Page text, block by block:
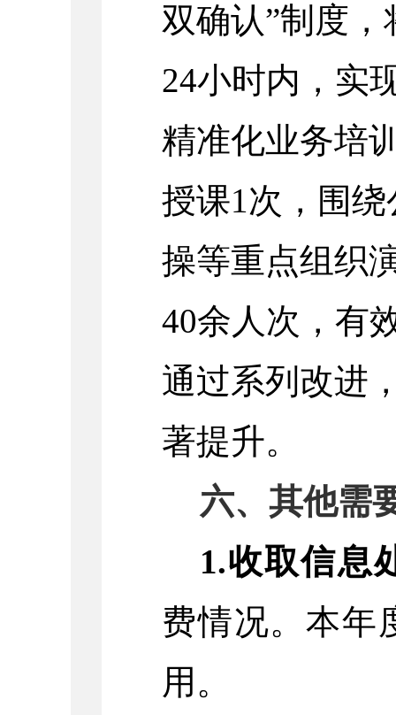
双确认”制度
24小时内，实
精准化业务培
授课1次，围
操等重点组织
40余人次，有
通过系列改进
著提升。
六、其他需
1.收取信息
费情况。本年
用。